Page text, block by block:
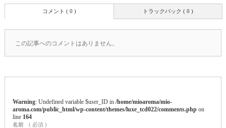
トラックバック ( 0 )
コメント ( 0 )
この記事へのコメントはありません。
Warning : Undefined variable $user_ID in /home/mioaroma/mio-
aroma.com/public_html/wp-content/themes/luxe_tcd022/comments.phpon
line 164
名前 ( 必須 )